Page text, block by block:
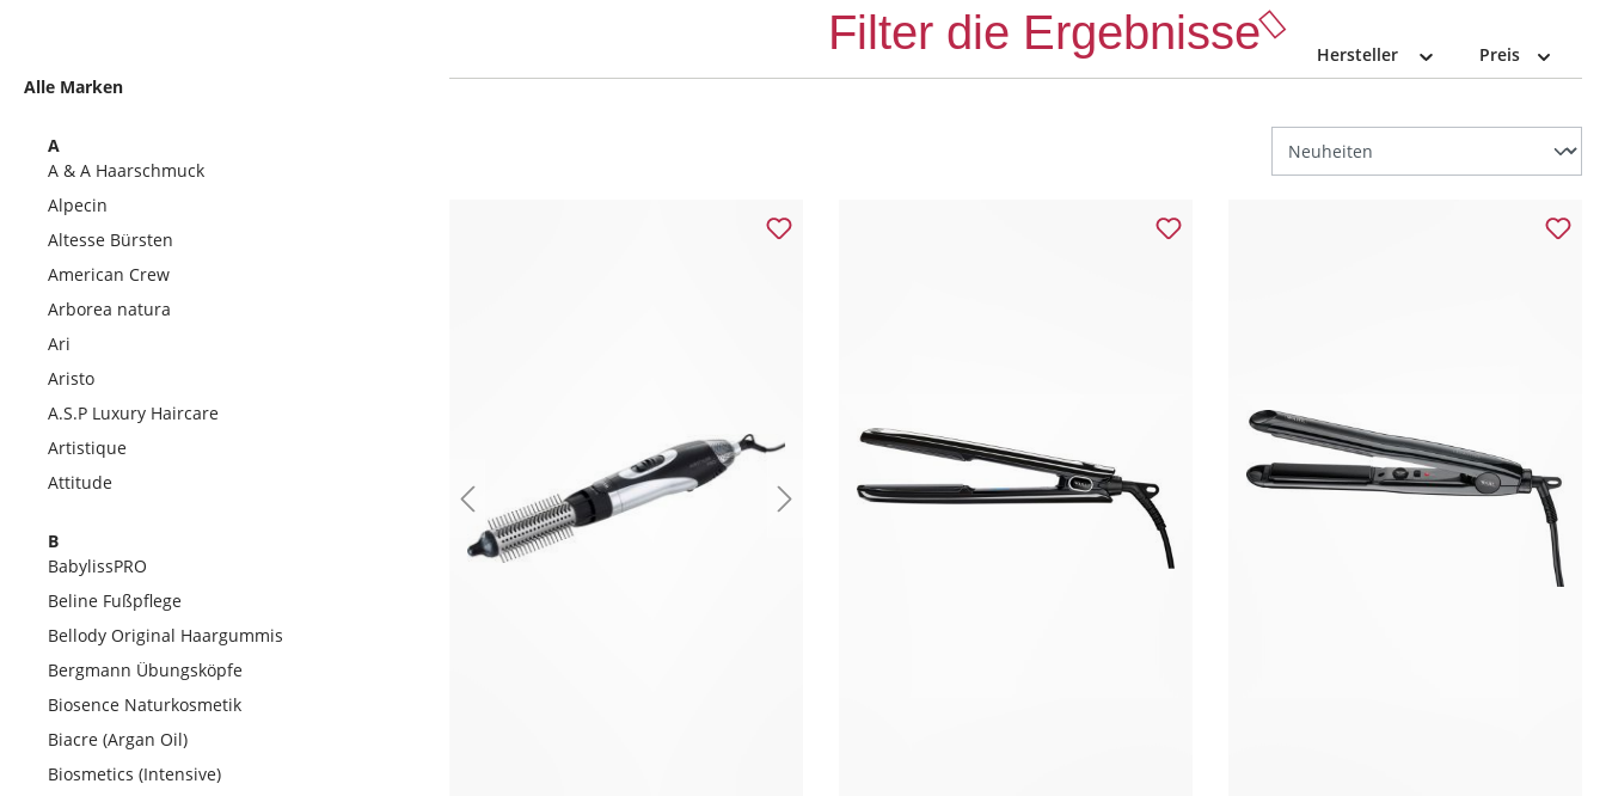
Alle Marken
A
A & A Haarschmuck
Alpecin
Altesse Bürsten
American Crew
Arborea natura
Ari
Aristo
A.S.P Luxury Haircare
Artistique
Attitude
B
BabylissPRO
Beline Fußpflege
Bellody Original Haargummis
Bergmann Übungsköpfe
Biosence Naturkosmetik
Biacre (Argan Oil)
Biosmetics (Intensive)
Filter die Ergebnisse Hersteller Preis